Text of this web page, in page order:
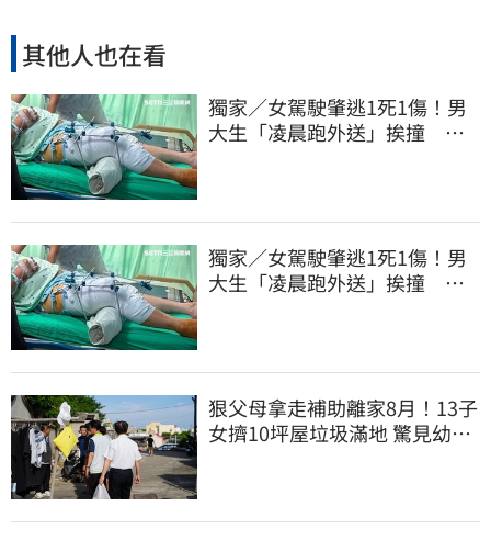
其他人也在看
獨家／女駕駛肇逃1死1傷！男
大生「凌晨跑外送」挨撞 媽
獨家／女駕駛肇逃1死1傷！男
大生「凌晨跑外送」挨撞 媽
狠父母拿走補助離家8月！13子
女擠10坪屋垃圾滿地 驚見幼童